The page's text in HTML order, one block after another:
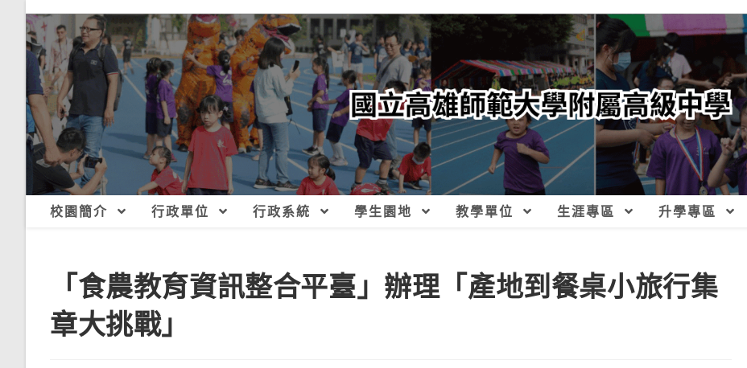
校園簡介 行政單位 行政系統 學生園地 教學單位 生涯專區 升學專區
「食農教育資訊整合平臺」辦理「產地到餐桌小旅行集
章大挑戰」